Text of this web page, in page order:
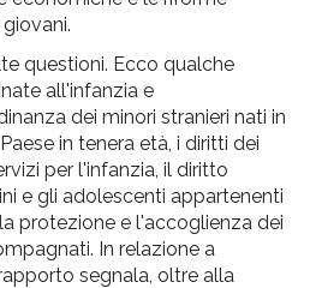
questioni. Ecco qualche
all'infanzia e
dei minori stranieri nati in
in tenera età, i diritti dei
per l'infanzia, il diritto
e gli adolescenti appartenenti
protezione e l'accoglienza dei
In relazione a
segnala, oltre alla